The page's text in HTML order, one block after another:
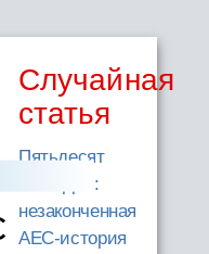
Случайная
статья
Пятьдесят
лет Apple:
незаконченная
AEC-история